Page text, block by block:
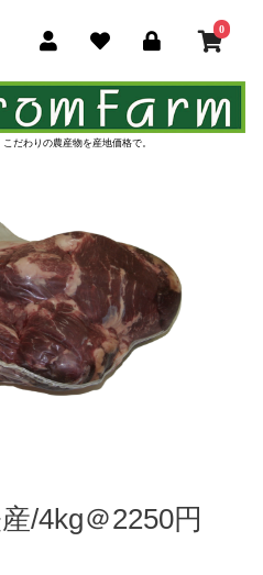
0
こだわりの農産物を産地価格で。
/4kg＠2250円